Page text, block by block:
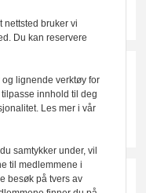
nettsted bruker vi
Du kan reservere
lignende verktøy for
innhold til deg
Les mer i vår
samtykker under, vil
til medlemmene i
besøk på tvers av